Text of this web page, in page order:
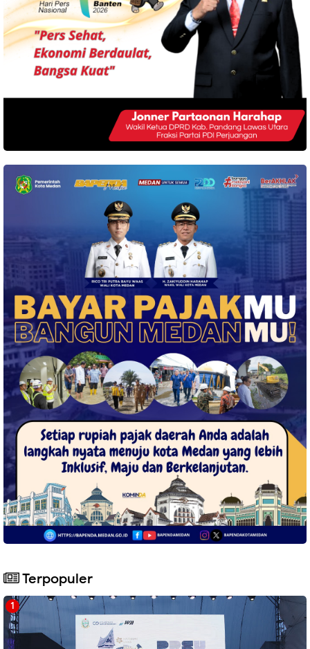
Terpopuler